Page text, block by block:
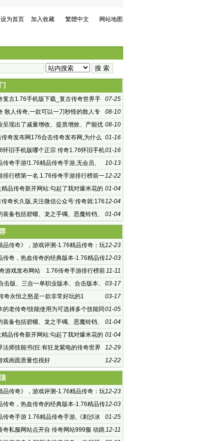
设为首页 加入收藏 繁體中文 网站地图
07-25
复古1.76手机版下载_复古传奇世界手
奇网址 39传奇复古
08-10
散人传奇,一款可以一刀秒怪的散人专
游
08-10
呈现出了减量增收、提质增效、产能优
01-16
传奇发布网176合击传奇发布网,为什么
多人玩
01-16
怀旧手机版哪个正宗 传奇1.76怀旧手机
,76怀
10-13
传奇手游!1.76精品传奇手游,无会员、
绑定、
12-22
排行榜第一名.1.76传奇手游排行榜前一
推荐
01-04
品传奇新开网站:勾起了我对爆米花的
12-04
奇长久版,关注微信公众号:传奇就:176
久版
01-04
装备包括碧螺、龙之手镯、恶魔铃铛、
12-23
品传奇》，游戏评测-1.76精品传奇：玩
戏体验
12-03
传奇，热血传奇的经典版本-1.76精品传
经的传奇岁月
11-11
游戏发布网站 1.76传奇手游排行榜前
品传奇手
03-17
击版、三合一单职业版本、合击版本、
03-17
奇永恒之怒是一款非常好玩的1
01-05
的老传奇!技能使用为可选择多个技能同
01-04
装备包括碧螺、龙之手镯、恶魔铃铛、
01-04
品传奇新开网站:勾起了我对爆米花的
12-29
法师技能书(狂:有狂龙紫电的传奇世界
电)在哪打？
12-22
戏画面质量也很好
12-23
品传奇》，游戏评测-1.76精品传奇：玩
戏体验
12-03
传奇，热血传奇的经典版本-1.76精品传
经的传奇岁月
01-25
传奇手游 1.76精品传奇手游,《刺沙冰
是一款主打“以
12-11
奇私服网站点开自 传奇网站999服 动跳